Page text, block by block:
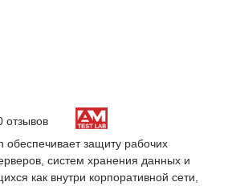
надежно защищающий бизнес.
отзывов
обеспечивает защиту рабочих
систем хранения данных и
как внутри корпоративной сети,